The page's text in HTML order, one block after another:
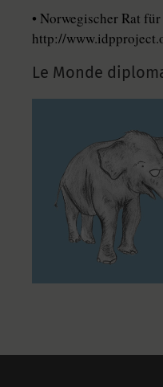
• Norwegischer Rat
http://
Le Monde